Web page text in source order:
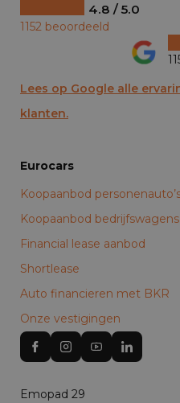
4.8 / 5.0
1152 beoordeeld
Lees op Google alle
klanten.
Eurocars
Koopaanbod
Koopaanbod bedrijfswagens
Financial lease aanbod
Shortlease
Auto financieren met BKR
Onze vestigingen
Emopad 29